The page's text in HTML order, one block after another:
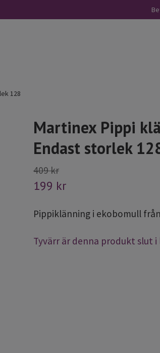
128
Martinex Pippi
Endast storlek
409 kr
199 kr
Pippiklänning i ekobomull
Tyvärr är denna produkt slut i